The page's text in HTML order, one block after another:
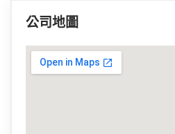
公司地圖